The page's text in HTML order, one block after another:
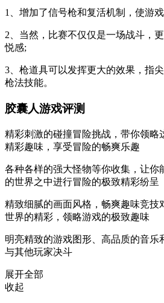
1、增加了信号枪和复活机制，使游
2、当然，比赛不仅仅是一场战斗，
悦感;
3、枪道具可以发挥更大的效果，指
枪法技能。
胶囊人游戏评测
精彩刺激的碰撞冒险挑战，带你领略
精彩趣味，享受冒险的畅爽乐趣
各种各样的强大怪物等你收集，让你
的世界之中进行冒险的极致精彩纷呈
精致细腻的画面风格，畅爽趣味竞技
世界的精彩，领略游戏的极致趣味
明亮精致的游戏图形、高品质的音乐
与其他玩家决斗
展开全部
收起